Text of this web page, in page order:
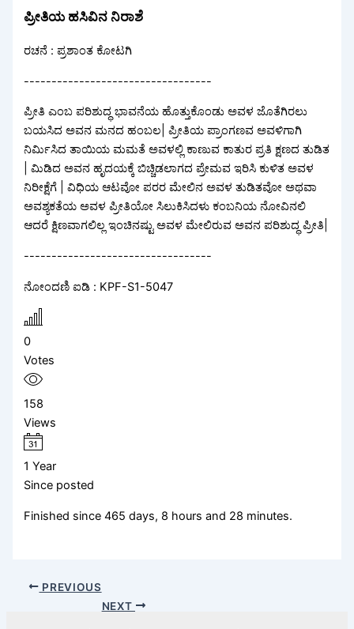
ಪ್ರೀತಿಯ ಹಸಿವಿನ ನಿರಾಶೆ
ರಚನೆ : ಪ್ರಶಾಂತ ಕೋಟಗಿ
----------------------------------
ಪ್ರೀತಿ ಎಂಬ ಪರಿಶುದ್ಧ ಭಾವನೆಯ ಹೊತ್ತುಕೊಂಡು ಅವಳ ಜೊತೆಗಿರಲು
ಬಯಸಿದ ಅವನ ಮನದ ಹಂಬಲ| ಪ್ರೀತಿಯ ಪ್ರಾಂಗಣವ ಅವಳಿಗಾಗಿ
ನಿರ್ಮಿಸಿದ ತಾಯಿಯ ಮಮತೆ ಅವಳಲ್ಲಿ ಕಾಣುವ ಕಾತುರ ಪ್ರತಿ ಕ್ಷಣದ ತುಡಿತ
| ಮಿಡಿದ ಅವನ ಹೃದಯಕ್ಕೆ ಬಿಚ್ಚಿಡಲಾಗದ ಪ್ರೇಮವ ಇರಿಸಿ ಕುಳಿತ ಅವಳ
ನಿರೀಕ್ಷೆಗೆ | ವಿಧಿಯ ಆಟವೋ ಪರರ ಮೇಲಿನ ಅವಳ ತುಡಿತವೋ ಅಥವಾ
ಅವಶ್ಯಕತೆಯ ಅವಳ ಪ್ರೀತಿಯೋ ಸಿಲುಕಿಸಿದಳು ಕಂಬನಿಯ ನೋವಿನಲಿ
ಆದರೆ ಕ್ಷಿಣವಾಗಲಿಲ್ಲ ಇಂಚಿನಷ್ಟು ಅವಳ ಮೇಲಿರುವ ಅವನ ಪರಿಶುದ್ಧ ಪ್ರೀತಿ|
----------------------------------
ನೋಂದಣಿ ಐಡಿ : KPF-S1-5047
0
Votes
158
Views
1 Year
Since posted
Finished since 465 days, 8 hours and 28 minutes.
PREVIOUS
NEXT